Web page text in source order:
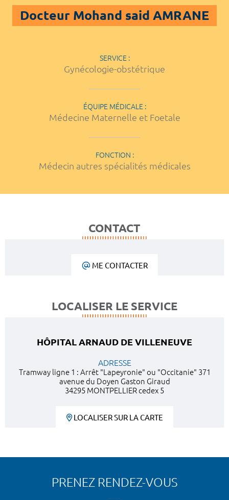
Docteur Mohand said AMRANE
SERVICE :
Gynécologie-obstétrique
ÉQUIPE MÉDICALE :
Médecine Maternelle et Foetale
FONCTION :
Médecin autres spécialités médicales
CONTACT
ME CONTACTER
LOCALISER LE SERVICE
HÔPITAL ARNAUD DE VILLENEUVE
ADRESSE
Tramway ligne 1 : Arrêt "Lapeyronie" ou "Occitanie" 371
avenue du Doyen Gaston Giraud
34295 MONTPELLIER cedex 5
LOCALISER SUR LA CARTE
PRENEZ RENDEZ-VOUS